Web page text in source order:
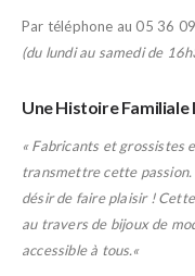
Par téléphone au 05 36
(du lundi au samedi de
Une Histoire Familiale
« Fabricants et grossistes
transmettre cette passion.
désir de faire plaisir !
au travers de bijoux de
accessible à tous.«